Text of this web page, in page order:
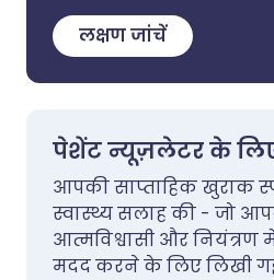
लक्षण जांचें
पेशेंट न्यूज़लेटर के
आपकी साप्ताहिक खुराक
स्वास्थ्य सलाह की - जो
आत्मविश्वासी और
मदद करने के लिए लिखी